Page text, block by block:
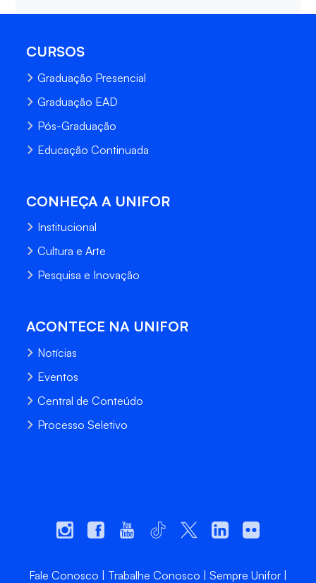
CURSOS
Graduação Presencial
Graduação EAD
Pós-Graduação
Educação Continuada
CONHEÇA A UNIFOR
Institucional
Cultura e Arte
Pesquisa e Inovação
ACONTECE NA UNIFOR
Notícias
Eventos
Central de Conteúdo
Processo Seletivo
Fale Conosco Trabalhe Conosco
Sempre Unifor